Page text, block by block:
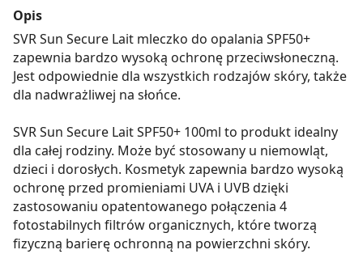
Opis
SVR Sun Secure Lait mleczko do opalania SPF50+
zapewnia bardzo wysoką ochronę przeciwsłoneczną.
Jest odpowiednie dla wszystkich rodzajów skóry, także
dla nadwrażliwej na słońce.
SVR Sun Secure Lait SPF50+ 100ml to produkt idealny
dla całej rodziny. Może być stosowany u niemowląt,
dzieci i dorosłych. Kosmetyk zapewnia bardzo wysoką
ochronę przed promieniami UVA i UVB dzięki
zastosowaniu opatentowanego połączenia 4
fotostabilnych filtrów organicznych, które tworzą
fizyczną barierę ochronną na powierzchni skóry.